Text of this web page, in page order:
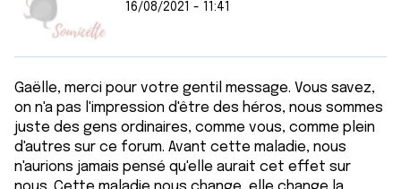
16/08/2021 - 11:41
Gaëlle, merci pour votre gentil message. Vous savez,
on n'a pas l'impression d'être des héros, nous sommes
juste des gens ordinaires, comme vous, comme plein
d'autres sur ce forum. Avant cette maladie, nous
n'aurions jamais pensé qu'elle aurait cet effet sur